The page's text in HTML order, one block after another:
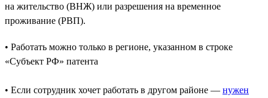
на жительство (ВНЖ) или разрешения на временное
проживание (РВП).
• Работать можно только в регионе, указанном в строке
«Субъект РФ» патента
• Если сотрудник хочет работать в другом районе — нужен